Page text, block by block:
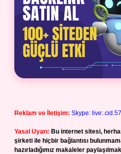
Reklam ve İletişim: Skype:
Yasal Uyarı: Bu internet sitesi,
şirketi ile hiçbir bağlantısı
hazırladığımız makaleler